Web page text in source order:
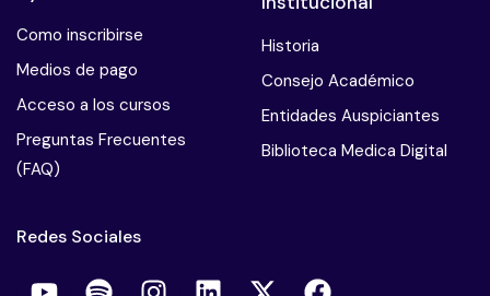
Como inscribirse
Medios de pago
Acceso a los cursos
Preguntas Frecuentes
(FAQ)
Historia
Consejo Académico
Entidades Auspiciantes
Biblioteca Medica Digital
Redes Sociales